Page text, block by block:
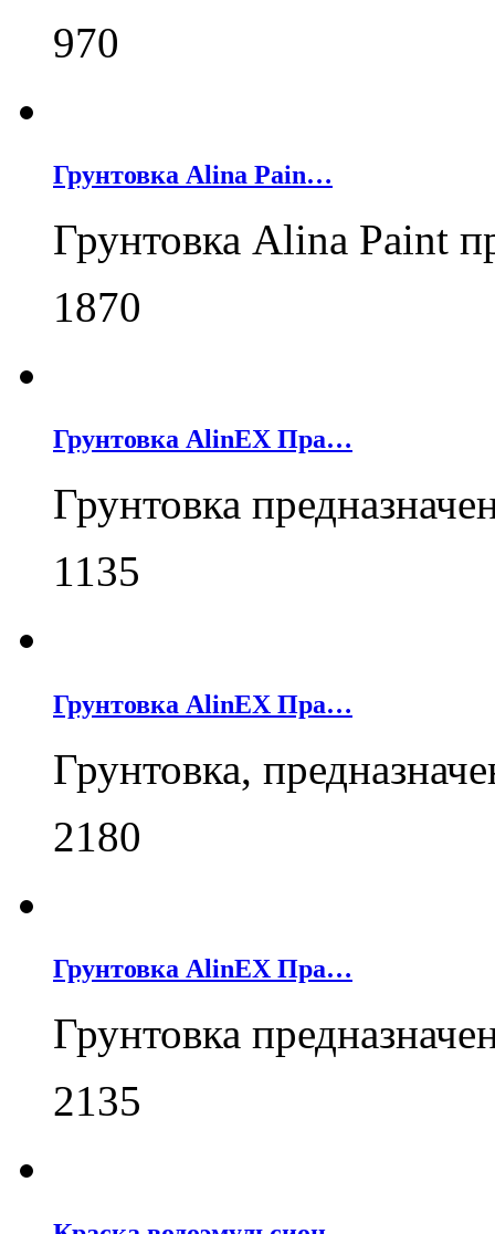
970
Грунтовка Alina Pain…
Грунтовка Alina Paint
1870
Грунтовка AlinEX Пра…
Грунтовка
1135
Грунтовка AlinEX Пра…
Грунтовка,
2180
Грунтовка AlinEX Пра…
Грунтовка
2135